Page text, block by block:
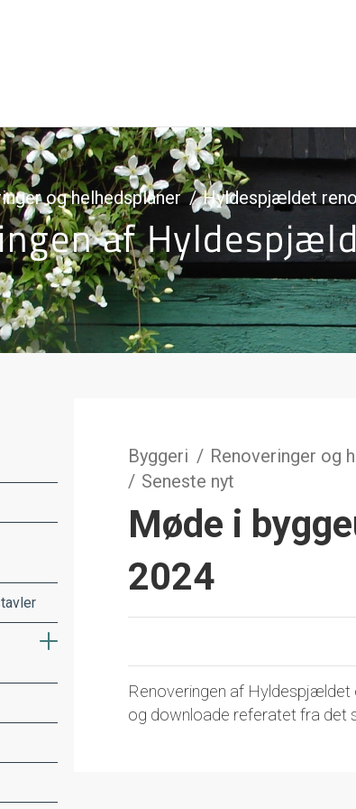
og helhedsplaner Hyldespjældet
af
Byggeri Renoveringer og
Seneste nyt
Møde i
2024
Renoveringen af Hyldespjældet
og downloade referatet fra det